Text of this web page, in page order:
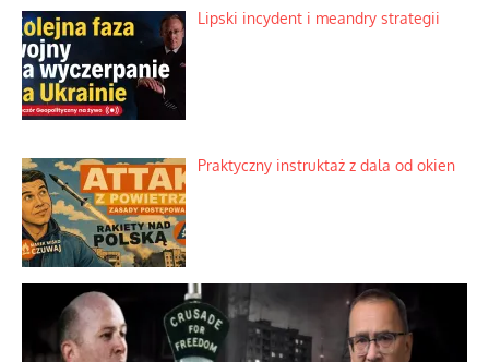
Lipski incydent i meandry strategii
Praktyczny instruktaż z dala od okien